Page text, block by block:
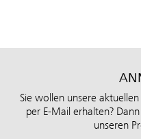
Sie wollen unsere
per E-Mail erhalten?
unseren